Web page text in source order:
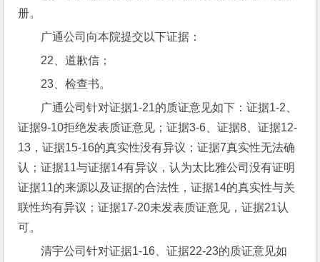
册。
广通公司向本院提交以下证据：
22、道歉信；
23、检查书。
广通公司针对证据1-21的质证意见如下：证据1-2、
证据9-10拒绝发表质证意见；证据3-6、证据8、证据12-
13，证据15-16的真实性没有异议；证据7真实性无法确
认；证据11与证据14有异议，认为太比雅公司没有证明
证据11的来源以及证据的合法性，证据14的真实性与关
联性均有异议；证据17-20未发表质证意见，证据21认
可。
清宇公司针对证据1-16、证据22-23的质证意见如